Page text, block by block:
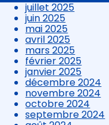
juillet 2025
juin 2025
mai 2025
avril 2025
mars 2025
février 2025
janvier 2025
décembre 2024
novembre 2024
octobre 2024
septembre 2024